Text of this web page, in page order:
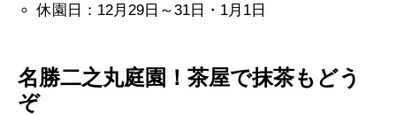
休園日：12月29日～31日・1月1日
名勝二之丸庭園！茶屋で抹茶もどう
ぞ